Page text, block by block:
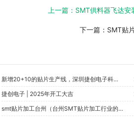
上一篇： SMT供料器飞达安
下一篇： SMT贴
新增20+10的贴片生产线，深圳捷创电子科技有限公司迈向全球一流的电子品牌服务商
捷创电子 | 2025年开工大吉
smt贴片加工台州（台州SMT贴片加工行业的主要技术创新有哪些？）